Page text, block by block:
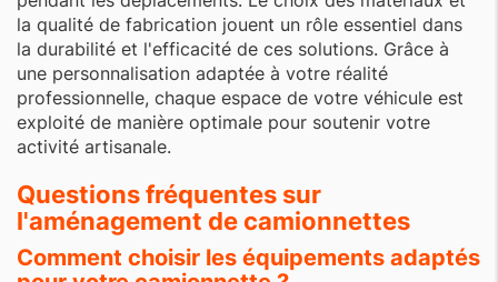
la qualité de fabrication jouent un rôle essentiel dans
la durabilité et l'efficacité de ces solutions. Grâce à
une personnalisation adaptée à votre réalité
professionnelle, chaque espace de votre véhicule est
exploité de manière optimale pour soutenir votre
activité artisanale.
Questions fréquentes sur
l'aménagement de camionnettes
Comment choisir les équipements adaptés